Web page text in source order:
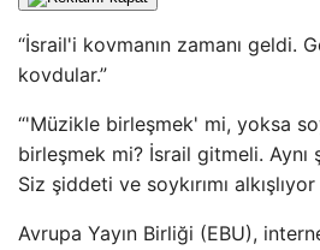
“İsrail'i kovmanın zamanı geldi.
kovdular.”
“'Müzikle birleşmek' mi, yoksa
birleşmek mi? İsrail gitmeli. Aynı
Siz şiddeti ve soykırımı
Avrupa Yayın Birliği (EBU),